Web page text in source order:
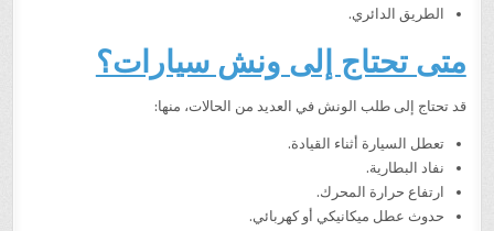
الطريق الدائري.
متى تحتاج إلى ونش سيارات؟
قد تحتاج إلى طلب الونش في العديد من الحالات، منها:
تعطل السيارة أثناء القيادة.
نفاد البطارية.
ارتفاع حرارة المحرك.
حدوث عطل ميكانيكي أو كهربائي.